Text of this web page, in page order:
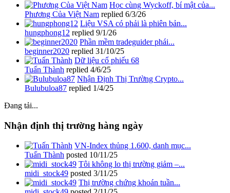
Học cùng Wyckoff, bí mật của...
Phương Của Việt Nam replied 6/3/26
Liệu VSA có phải là phiên bản...
hungphong12 replied 9/1/26
Phần mềm tradeguider phái...
beginner2020 replied 31/10/25
Dữ liệu cổ phiếu 68
Tuấn Thành replied 4/6/25
Nhận Định Thị Trường Crypto...
Bulubuloa87 replied 1/4/25
Đang tải...
Nhận định thị trường hàng ngày
VN-Index thủng 1.600, danh mục...
Tuấn Thành posted 10/11/25
Tôi không lo thị trường giảm –...
midi_stock49 posted 3/11/25
Thị trường chứng khoán tuần...